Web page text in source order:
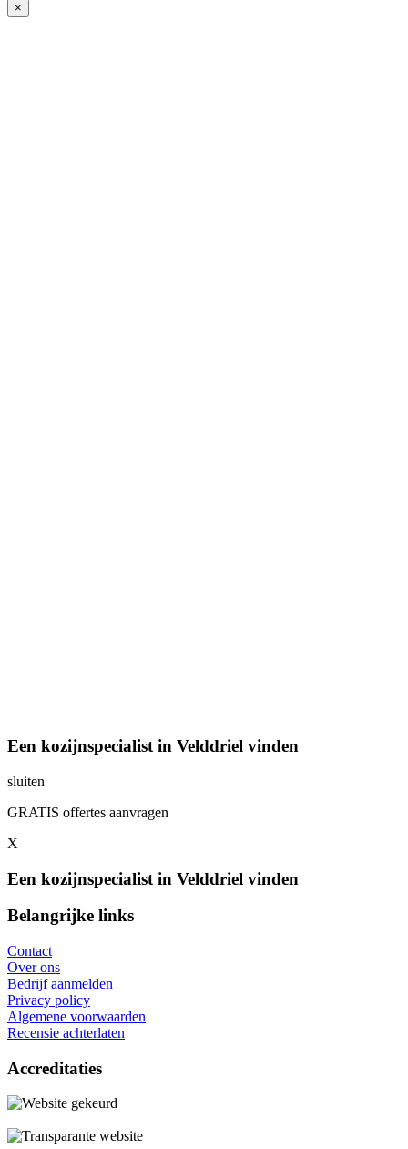
×
Een kozijnspecialist in Velddriel vinden
sluiten
GRATIS offertes aanvragen
X
Een kozijnspecialist in Velddriel vinden
Belangrijke links
Contact
Over ons
Bedrijf aanmelden
Privacy policy
Algemene voorwaarden
Recensie achterlaten
Accreditaties